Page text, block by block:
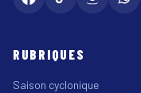
RUBRIQUES
Saison cyclonique